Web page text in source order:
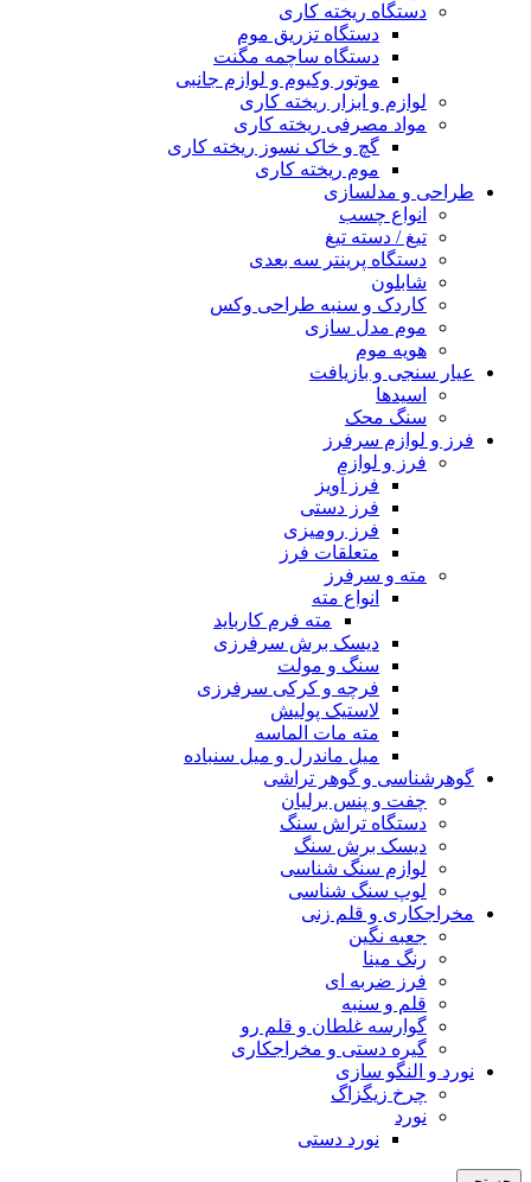
دستگاه ریخته کاری
دستگاه تزریق موم
دستگاه ساچمه مگنت
موتور وکیوم و لوازم جانبی
لوازم و ابزار ریخته کاری
مواد مصرفی ریخته کاری
گچ و خاک نسوز ریخته کاری
موم ریخته کاری
طراحی و مدلسازی
انواع چسب
تیغ / دسته تیغ
دستگاه پرینتر سه بعدی
شابلون
کاردک و سنبه طراحی وکس
موم مدل سازی
هویه موم
عیار سنجی و بازیافت
اسیدها
سنگ محک
فرز و لوازم سرفرز
فرز و لوازم
فرز آویز
فرز دستی
فرز رومیزی
متعلقات فرز
مته و سرفرز
انواع مته
مته فرم کارباید
دیسک برش سرفرزی
سنگ و مولت
فرچه و کرکی سرفرزی
لاستیک پولیش
مته مات الماسه
میل ماندرل و میل سنباده
گوهرشناسی و گوهر تراشی
چفت و پنس برلیان
دستگاه تراش سنگ
دیسک برش سنگ
لوازم سنگ شناسی
لوپ سنگ شناسی
مخراجکاری و قلم زنی
جعبه نگین
رنگ مینا
فرز ضربه ای
قلم و سنبه
گوارسه غلطان و قلم رو
گیره دستی و مخراجکاری
نورد و النگو سازی
چرخ زیگزاگ
نورد
نورد دستی